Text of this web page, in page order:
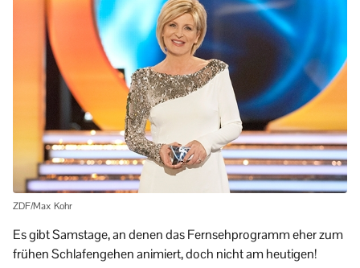
ZDF/Max Kohr
Es gibt Samstage, an denen das Fernsehprogramm eher zum
frühen Schlafengehen animiert, doch nicht am heutigen!